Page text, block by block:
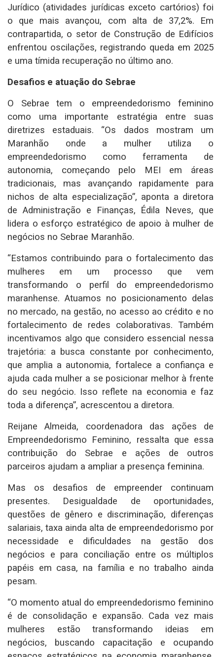
Jurídico (atividades jurídicas exceto cartórios) foi
o que mais avançou, com alta de 37,2%. Em
contrapartida, o setor de Construção de Edifícios
enfrentou oscilações, registrando queda em 2025
e uma tímida recuperação no último ano.
Desafios e atuação do Sebrae
O Sebrae tem o empreendedorismo feminino
como uma importante estratégia entre suas
diretrizes estaduais. “Os dados mostram um
Maranhão onde a mulher utiliza o
empreendedorismo como ferramenta de
autonomia, começando pelo MEI em áreas
tradicionais, mas avançando rapidamente para
nichos de alta especialização”, aponta a diretora
de Administração e Finanças, Édila Neves, que
lidera o esforço estratégico de apoio à mulher de
negócios no Sebrae Maranhão.
“Estamos contribuindo para o fortalecimento das
mulheres em um processo que vem
transformando o perfil do empreendedorismo
maranhense. Atuamos no posicionamento delas
no mercado, na gestão, no acesso ao crédito e no
fortalecimento de redes colaborativas. Também
incentivamos algo que considero essencial nessa
trajetória: a busca constante por conhecimento,
que amplia a autonomia, fortalece a confiança e
ajuda cada mulher a se posicionar melhor à frente
do seu negócio. Isso reflete na economia e faz
toda a diferença”, acrescentou a diretora.
Reijane Almeida, coordenadora das ações de
Empreendedorismo Feminino, ressalta que essa
contribuição do Sebrae e ações de outros
parceiros ajudam a ampliar a presença feminina.
Mas os desafios de empreender continuam
presentes. Desigualdade de oportunidades,
questões de gênero e discriminação, diferenças
salariais, taxa ainda alta de empreendedorismo por
necessidade e dificuldades na gestão dos
negócios e para conciliação entre os múltiplos
papéis em casa, na família e no trabalho ainda
pesam.
“O momento atual do empreendedorismo feminino
é de consolidação e expansão. Cada vez mais
mulheres estão transformando ideias em
negócios, buscando capacitação e ocupando